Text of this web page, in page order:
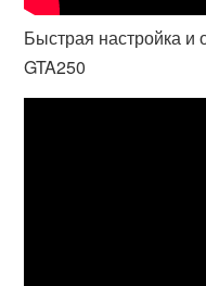
Быстрая настройка и
GTA250